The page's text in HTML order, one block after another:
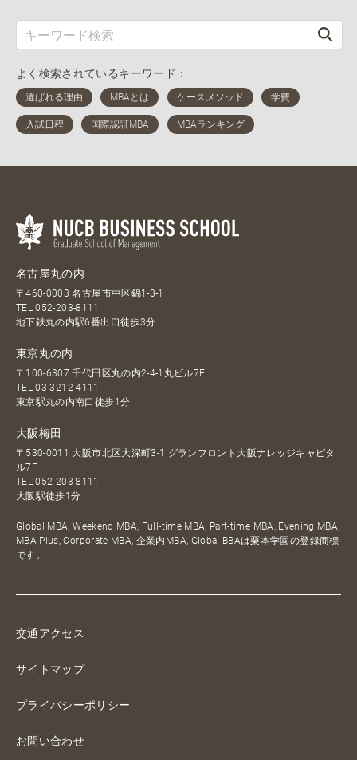
よく検索されているキーワード：
名古屋丸の内
〒460-0003 名古屋市中区錦1-3-1
TEL052-203-8111
地下鉄丸の内駅6番出口徒歩3分
東京丸の内
〒100-6307 千代田区丸の内2-4-1丸ビル7F
TEL03-3212-4111
東京駅丸の内南口徒歩1分
大阪梅田
〒530-0011 大阪市北区大深町3-1 グランフロント大阪ナレッジキャピタ
ル7F
TEL052-203-8111
大阪駅徒歩1分
Global MBA, Weekend MBA, Full-time MBA, Part-time MBA, Evening MBA,
MBA Plus, Corporate MBA, 企業内MBA, Global BBAは栗本学園の登録商標
です。
交通アクセス
サイトマップ
プライバシーポリシー
お問い合わせ